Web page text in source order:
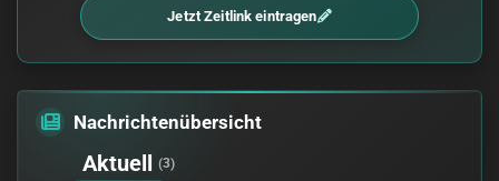
Jetzt Zeitlink eintragen
Nachrichtenübersicht
Aktuell (3)